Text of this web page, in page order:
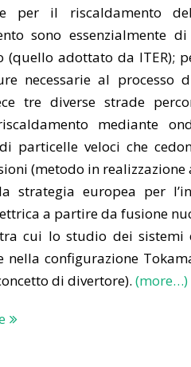
per il riscaldamento
sono essenzialmente
(quello adottato da ITER);
necessarie al processo
tre diverse strade
mediante
particelle veloci che
(metodo in realizzazione
strategia europea per
a partire da fusione
cui lo studio dei sistemi
nella configurazione
di divertore). (more…)